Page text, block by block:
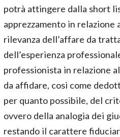
potrà attingere dalla short
apprezzamento in relazione
rilevanza dell’affare da
dell’esperienza
professionista in relazione
da affidare, così come
per quanto possibile, del
ovvero della analogia dei
restando il carattere